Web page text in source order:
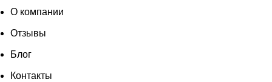
О компании
Отзывы
Блог
Контакты